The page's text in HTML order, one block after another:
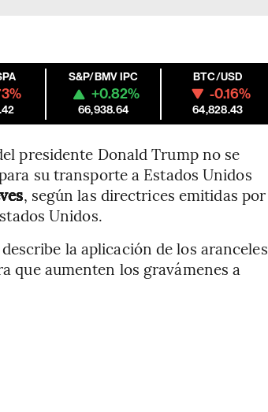
S&P/BMV IPC
+0.82%
66,938.64
BTC/USD
-0.16%
64,828.43
presidente Donald Trump no se
su transporte a Estados Unidos
, según las directrices emitidas por
Unidos.
la aplicación de los aranceles
que aumenten los gravámenes a